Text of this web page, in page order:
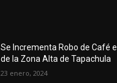
Se Incrementa Robo de Café
de la Zona Alta de Tapachula
23 enero, 2024